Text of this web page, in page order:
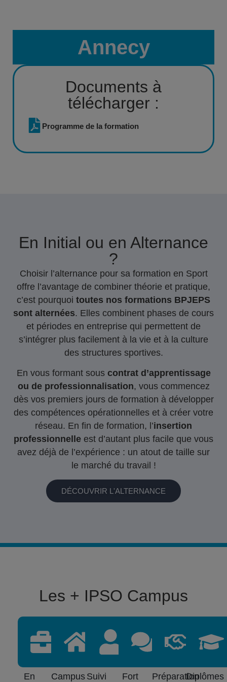
Annecy
Documents à
télécharger :
Programme de la formation
En Initial ou en Alternance
?
Choisir l’alternance pour sa formation en Sport
offre l’avantage de combiner théorie et pratique,
c’est pourquoi toutes nos formations BPJEPS
sont alternées. Elles combinent phases de cours
et périodes en entreprise qui permettent de
s’intégrer plus facilement à la vie et à la culture
des structures sportives.
En vous formant sous contrat d’apprentissage
ou de professionnalisation, vous commencez
dès vos premiers jours de formation à développer
des compétences opérationnelles et à créer votre
réseau. En fin de formation, l’insertion
professionnelle est d’autant plus facile que vous
avez déjà de l’expérience : un atout de taille sur
le marché du travail !
DÉCOUVRIR L'ALTERNANCE
Les + IPSO Campus
En
Campus Suivi
Fort
PréparationDiplômes